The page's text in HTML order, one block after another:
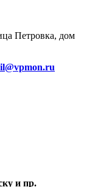
Петровка, дом
и пр.